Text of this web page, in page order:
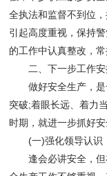
全执法和监督不到位
引起高度重视，保持
的工作中认真整改，
二、下一步工作安
做好安全生产，是
突破;着眼长远、着力
时期，就进一步抓好
(一)强化领导认识
逢会必讲安全，但